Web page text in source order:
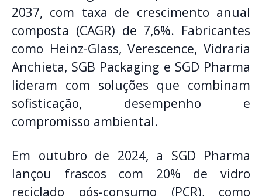
2037, com taxa de crescimento anual
composta (CAGR) de 7,6%. Fabricantes
como Heinz-Glass, Verescence, Vidraria
Anchieta, SGB Packaging e SGD Pharma
lideram com soluções que combinam
sofisticação, desempenho e
compromisso ambiental.
Em outubro de 2024, a SGD Pharma
lançou frascos com 20% de vidro
reciclado pós-consumo (PCR), como